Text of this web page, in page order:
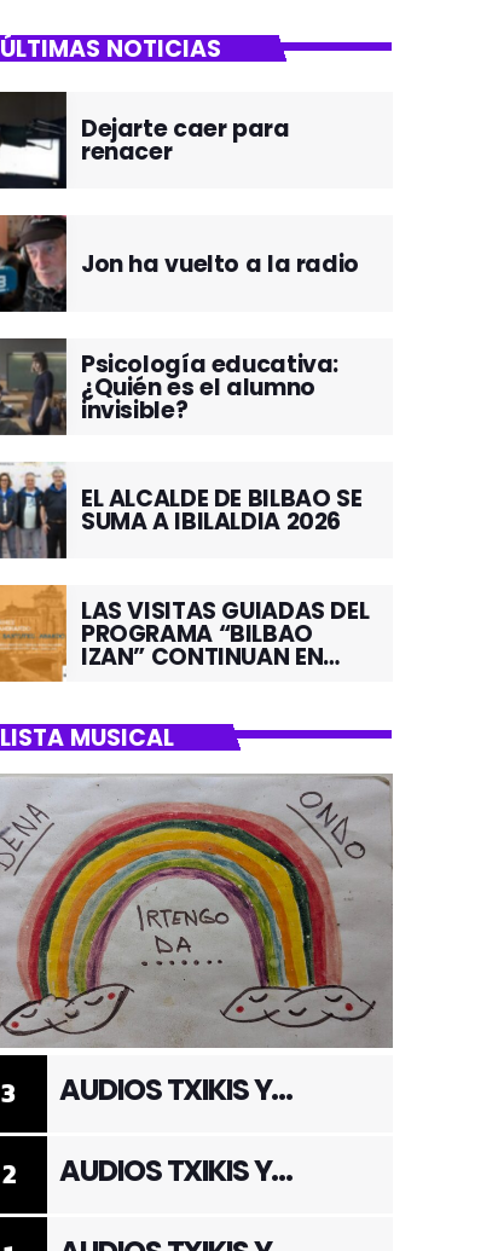
ÚLTIMAS NOTICIAS
Dejarte caer para
renacer
Jon ha vuelto a la radio
Psicología educativa:
¿Quién es el alumno
invisible?
EL ALCALDE DE BILBAO SE
SUMA A IBILALDIA 2026
LAS VISITAS GUIADAS DEL
PROGRAMA “BILBAO
IZAN” CONTINUAN EN
LISTA MUSICAL
2 AUDIOS TXIKIS Y
3 AUDIOS TXIKIS Y